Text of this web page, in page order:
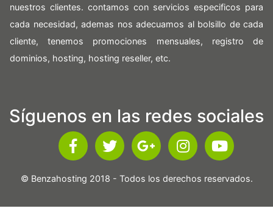
nuestros clientes. contamos con servicios especificos para
cada necesidad, ademas nos adecuamos al bolsillo de cada
cliente, tenemos promociones mensuales, registro de
dominios, hosting, hosting reseller, etc.
Síguenos en las redes sociales
© Benzahosting 2018 - Todos los derechos reservados.